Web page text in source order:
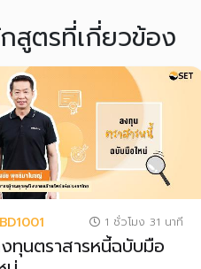
สูตรที่เกี่ยวข้อง
1 ชั่วโมง 31 นาที
ทุนตราสารหนี้ฉบับมือ